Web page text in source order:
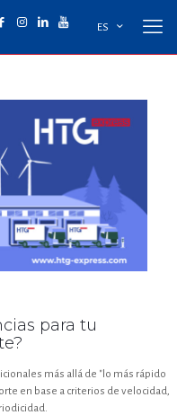
ES
para tu
más allá de "lo más rápido
en base a criterios de velocidad,